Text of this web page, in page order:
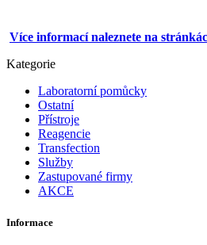
Více informací naleznete na
Kategorie
Laboratorní pomůcky
Ostatní
Přístroje
Reagencie
Transfection
Služby
Zastupované firmy
AKCE
Informace